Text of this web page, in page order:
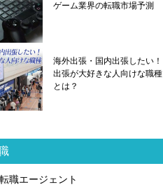
ゲーム業界の転職市場予測
海外出張・国内出張したい！
出張が大好きな人向けな職種
とは？
転職エージェント